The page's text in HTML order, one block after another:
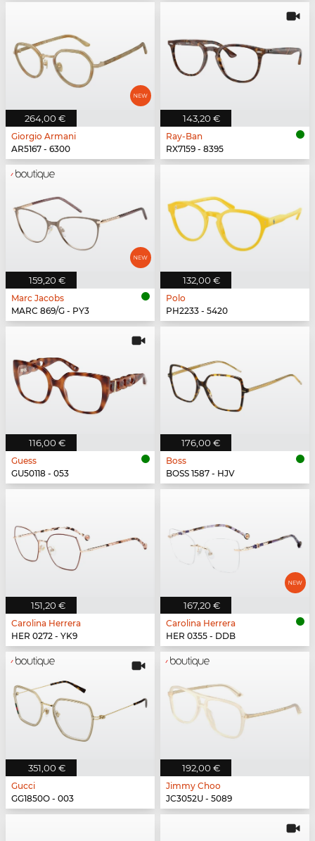
264,00 €
Giorgio Armani
AR5167 - 6300
143,20 €
Ray-Ban
RX7159 - 8395
159,20 €
Marc Jacobs
MARC 869/G - PY3
132,00 €
Polo
PH2233 - 5420
116,00 €
Guess
GU50118 - 053
176,00 €
Boss
BOSS 1587 - HJV
151,20 €
Carolina Herrera
HER 0272 - YK9
167,20 €
Carolina Herrera
HER 0355 - DDB
351,00 €
Gucci
GG1850O - 003
192,00 €
Jimmy Choo
JC3052U - 5089